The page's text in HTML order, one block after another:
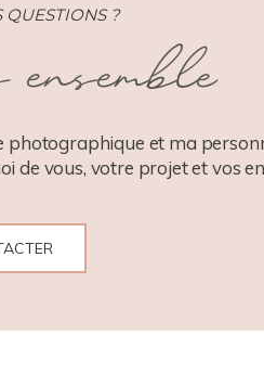
QUESTIONS ?
photographique et ma
de vous, votre projet et vos